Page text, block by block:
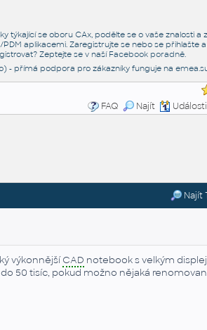
týkající se oboru CAx, podělte se o vaše znalosti
PDM aplikacemi. Zaregistrujte se nebo se přihlašte
Zeptejte se v naší Facebook poradně.
- přímá podpora pro zákazníky funguje na
FAQ
Najít Události
Najít
výkonnějšíCAD notebook s velkým
50 tisíc, pokud možno nějaká